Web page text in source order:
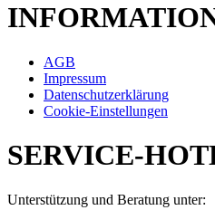
AGB
Impressum
Datenschutzerklärung
Cookie-Einstellungen
SERVICE-
Unterstützung und Beratung unter: